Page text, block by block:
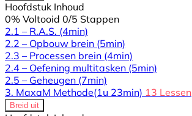
Hoofdstuk Inhoud
0% Voltooid 0/5 Stappen
2.1 – R.A.S. (4min)
2.2 – Opbouw brein (5min)
2.3 – Processen brein (4min)
2.4 – Oefening multitasken (5min)
2.5 – Geheugen (7min)
3. MaxaM Methode(1u 23min) 13 Lessen
Breid uit